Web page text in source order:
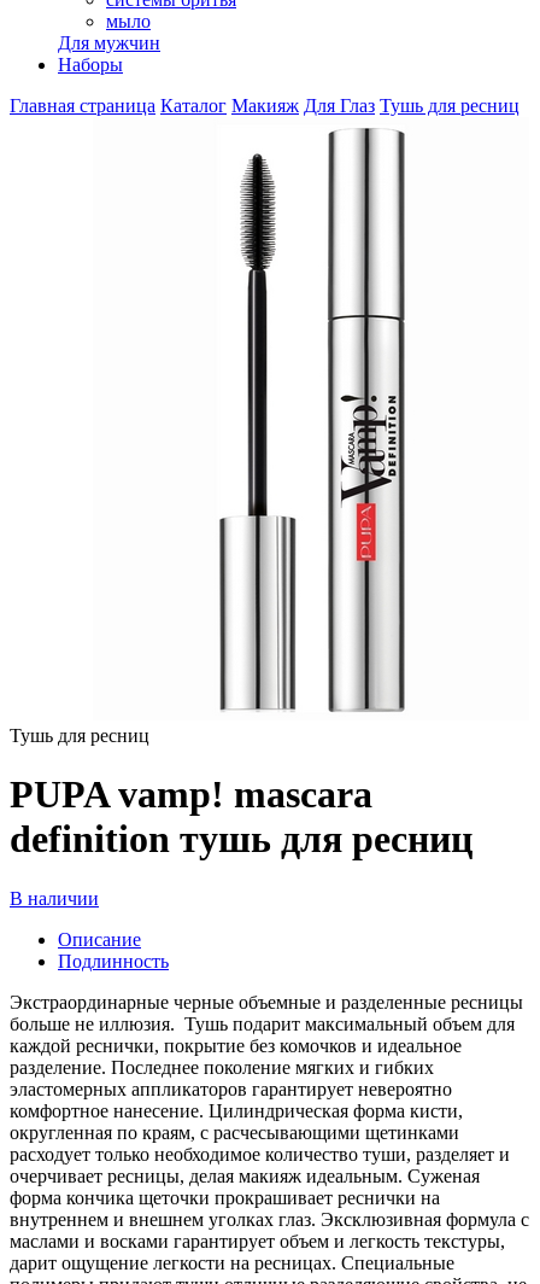
мыло
Для мужчин
Наборы
Главная страница Каталог Макияж Для Глаз Тушь для ресниц
Тушь для ресниц
PUPA vamp! mascara
definition тушь для ресниц
В наличии
Описание
Подлинность
Экстраординарные черные объемные и разделенные ресницы
больше не иллюзия. Тушь подарит максимальный объем для
каждой реснички, покрытие без комочков и идеальное
разделение. Последнее поколение мягких и гибких
эластомерных аппликаторов гарантирует невероятно
комфортное нанесение. Цилиндрическая форма кисти,
округленная по краям, с расчесывающими щетинками
расходует только необходимое количество туши, разделяет и
очерчивает ресницы, делая макияж идеальным. Суженая
форма кончика щеточки прокрашивает реснички на
внутреннем и внешнем уголках глаз. Эксклюзивная формула с
маслами и восками гарантирует объем и легкость текстуры,
дарит ощущение легкости на ресницах. Специальные